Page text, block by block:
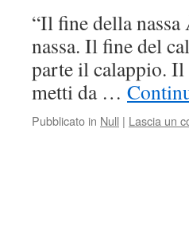
“Il fine della nassa
nassa. Il fine del
parte il calappio. Il
metti da …
Pubblicato in Null | Lascia un